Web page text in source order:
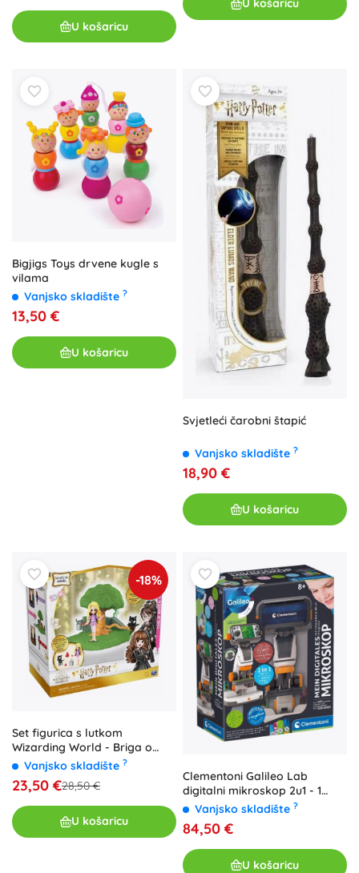
U košaricu
U košaricu
Bigjigs Toys drvene kugle s
vilama
Vanjsko skladište ?
13,50 €
U košaricu
Svjetleći čarobni štapić
Vanjsko skladište ?
18,90 €
U košaricu
-18%
Set figurica s lutkom
Wizarding World - Briga o
čarobna stvorenja
Vanjsko skladište ?
23,50 €28,50 €
U košaricu
Clementoni Galileo Lab
digitalni mikroskop 2u1 - 1
komad
Vanjsko skladište ?
84,50 €
U košaricu